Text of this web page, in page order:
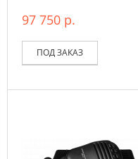
97 750 р.
ПОД ЗАКАЗ